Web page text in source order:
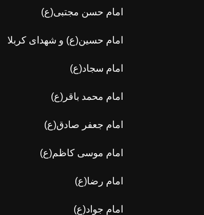
امام حسن مجتبی(ع)
امام حسین(ع) و شهدای کربلا
امام سجاد(ع)
امام محمد باقر(ع)
امام جعفر صادق(ع)
امام موسی کاظم(ع)
امام رضا(ع)
امام جواد(ع)